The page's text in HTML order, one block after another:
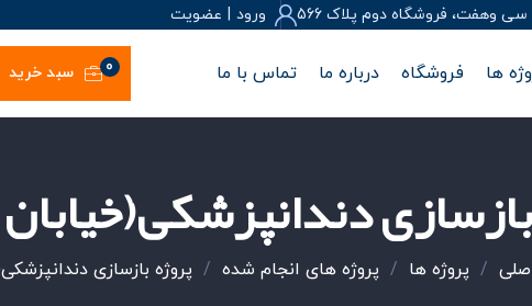
وهفت، فروشگاه دوم پلاک 566 ورود | عضويت
ها فروشگاه درباره ما تماس با ما سبد خرید 0
/ پروژه ها / پروژه های انجام شده / پروژه بازسازی